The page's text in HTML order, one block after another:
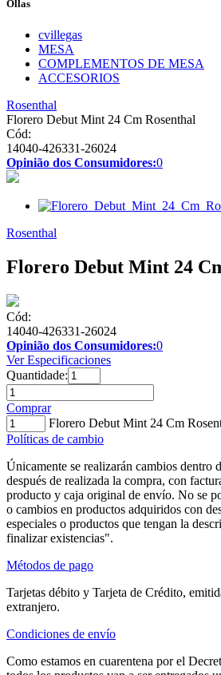
Ollas
cvillegas
MESA
COMPLEMENTOS DE MESA
ACCESORIOS
Rosenthal
Florero Debut Mint 24 Cm Rosenthal
Cód:
14040-426331-26024
Opinião dos Consumidores:0
Rosenthal
Florero Debut Mint 24
Cód:
14040-426331-26024
Opinião dos Consumidores:0
Ver Especificaciones
Quantidade:
Comprar
Florero Debut Mint 24 Cm
Políticas de cambio
Únicamente se realizarán cambios dentro
después de realizada la compra, con
producto y caja original de envío. No se
o cambios en productos adquiridos con
especiales o productos que tengan la
finalizar existencias".
Métodos de pago
Tarjetas débito y Tarjeta de Crédito,
extranjero.
Condiciones de envío
Como estamos en cuarentena por el